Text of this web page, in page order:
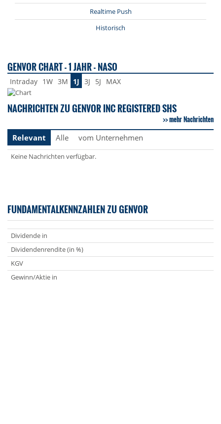
Realtime Push
Historisch
GENVOR CHART - 1 JAHR - NASO
Intraday 1W 3M 1J 3J 5J MAX
NACHRICHTEN ZU GENVOR INC REGISTERED SHS
mehr Nachrichten
Relevant
Alle vom Unternehmen
Keine Nachrichten verfügbar.
FUNDAMENTALKENNZAHLEN ZU GENVOR
Dividende in
Dividendenrendite (in %)
KGV
Gewinn/Aktie in